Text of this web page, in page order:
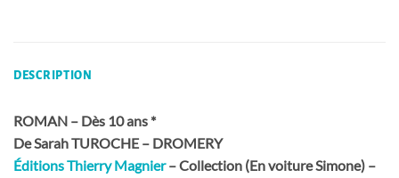
DESCRIPTION
ROMAN – Dès 10 ans *
De Sarah TUROCHE – DROMERY
Éditions Thierry Magnier– Collection (En voiture Simone) –